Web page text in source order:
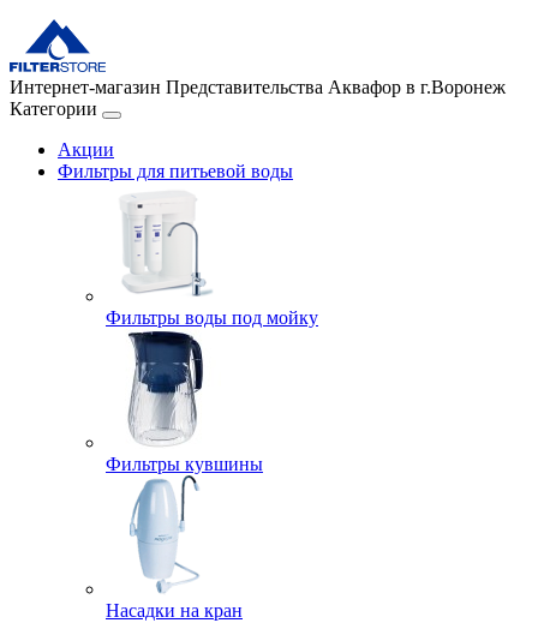
Интернет-магазин Представительства Аквафор в г.Воронеж
Категории
Акции
Фильтры для питьевой воды
Фильтры воды под мойку
Фильтры кувшины
Насадки на кран